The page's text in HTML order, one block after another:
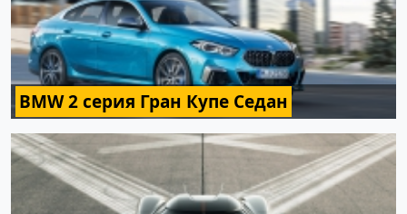
BMW 2 серия Гран Купе Седан